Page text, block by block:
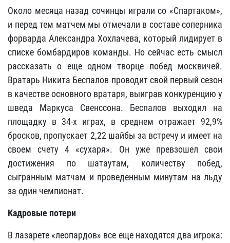
Около месяца назад сочинцы играли со «Спартаком»,
и перед тем матчем мы отмечали в составе соперника
форварда Александра Хохлачева, который лидирует в
списке бомбардиров команды. Но сейчас есть смысл
рассказать о еще одном творце побед москвичей.
Вратарь Никита Беспалов проводит свой первый сезон
в качестве основного вратаря, выиграв конкуренцию у
шведа Маркуса Свенссона. Беспалов выходил на
площадку в 34-х играх, в среднем отражает 92,9%
бросков, пропускает 2,22 шайбы за встречу и имеет на
своем счету 4 «сухаря». Он уже превзошел свои
достижения по шатаутам, количеству побед,
сыгранным матчам и проведенным минутам на льду
за один чемпионат.
Кадровые потери
В лазарете «леопардов» все еще находятся два игрока: